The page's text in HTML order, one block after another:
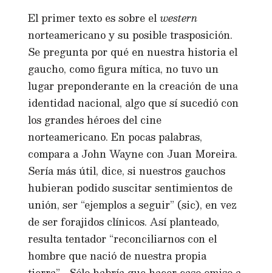
El primer texto es sobre elwestern
norteamericano y su posible trasposición.
Se pregunta por qué en nuestra historia el
gaucho, como figura mítica, no tuvo un
lugar preponderante en la creación de una
identidad nacional, algo que sí sucedió con
los grandes héroes del cine
norteamericano. En pocas palabras,
compara a John Wayne con Juan Moreira.
Sería más útil, dice, si nuestros gauchos
hubieran podido suscitar sentimientos de
unión, ser “ejemplos a seguir” (sic), en vez
de ser forajidos clínicos. Así planteado,
resulta tentador “reconciliarnos con el
hombre que nació de nuestra propia